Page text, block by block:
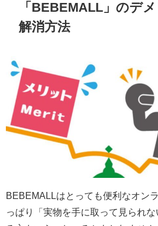
「 BEBEMALL 」のデ
解消方法
BEBEMALLはとっても便利なオン
っぱり「実物を手に取って見られ